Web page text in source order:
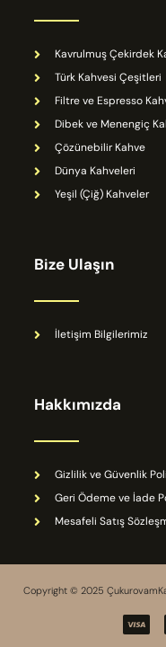
Kavrulmuş Çekirdek
Türk Kahvesi Çeşitleri
Filtre ve Espresso
Dibek ve Menengiç
Çözünebilir Kahve
Dünya Kahveleri
Yeşil (Çiğ) Kahveler
Bize Ulaşın
İletişim Bilgilerimiz
Hakkımızda
Gizlilik ve Güvenlik
Geri Ödeme ve İade
Mesafeli Satış
Copyright © 2025